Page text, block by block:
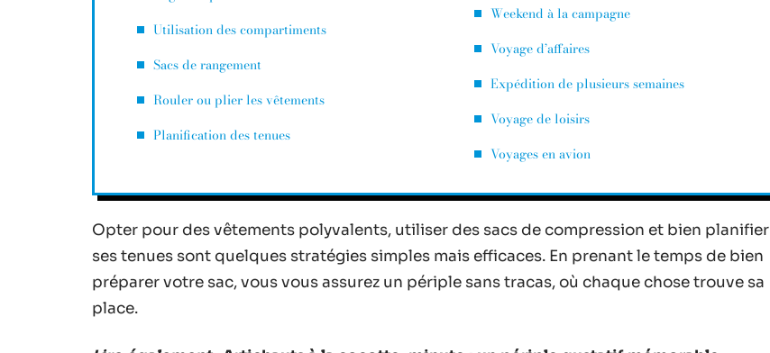
Utilisation des compartiments
Sacs de rangement
Rouler ou plier les vêtements
Planification des tenues
Weekend à la campagne
Voyage d’affaires
Expédition de plusieurs semaines
Voyage de loisirs
Voyages en avion
Opter pour des vêtements polyvalents, utiliser des sacs de compression et bien planifier
ses tenues sont quelques stratégies simples mais efficaces. En prenant le temps de bien
préparer votre sac, vous vous assurez un périple sans tracas, où chaque chose trouve sa
place.